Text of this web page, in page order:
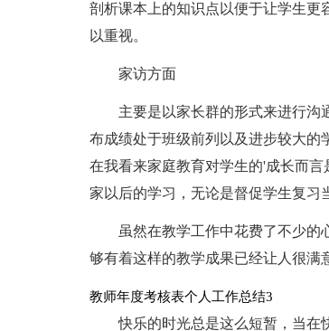
剖析课本上的知识点以便于让学生更
以重视。
家访方面
主要是以家长群的形式来进行沟
布成绩处于班级前列以及进步较大的
在我看来家庭教育对学生的'成长而
家以后的学习，无论是督促学生复习
虽然在教学工作中花费了不少
够有着这样的教学成果已经让人很满
教师年度考核表个人工作总结3
快乐的时光总是这么短暂，当在